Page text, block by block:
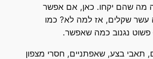
מה שהם יקחו. כאן, אם אפשר
שקלים, אז למה לא? כמו
נגנוב כמה שאפשר.
תאבי בצע, שאפתניים, חסרי מצפון